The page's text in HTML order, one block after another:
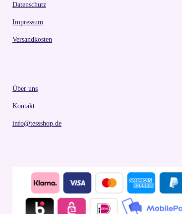
Datenschutz
Impressum
Versandkosten
Über uns
Kontakt
info@tessshop.de